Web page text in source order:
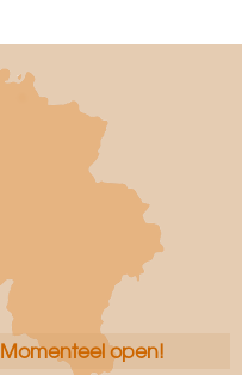
Momenteel open!